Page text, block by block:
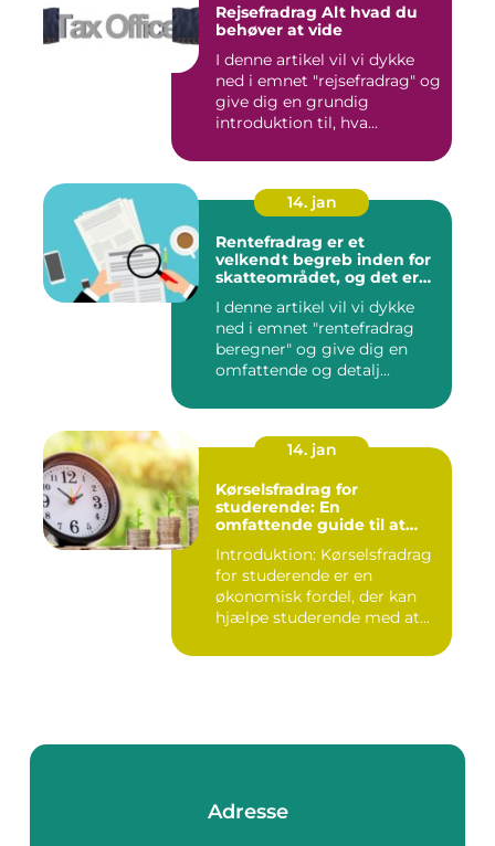
Rejsefradrag Alt hvad du
behøver at vide
I denne artikel vil vi dykke
ned i emnet "rejsefradrag" og
give dig en grundig
introduktion til, hva...
14. jan
Rentefradrag er et
velkendt begreb inden for
skatteområdet, og det er
borgere er interesserede i
at få en bedre forståelse for
I denne artikel vil vi dykke
ned i emnet "rentefradrag
beregner" og give dig en
omfattende og detalj...
14. jan
Kørselsfradrag for
studerende: En
omfattende guide til at
Introduktion: Kørselsfradrag
for studerende er en
økonomisk fordel, der kan
hjælpe studerende med at...
Adresse